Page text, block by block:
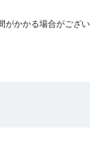
がかかる場合がござい